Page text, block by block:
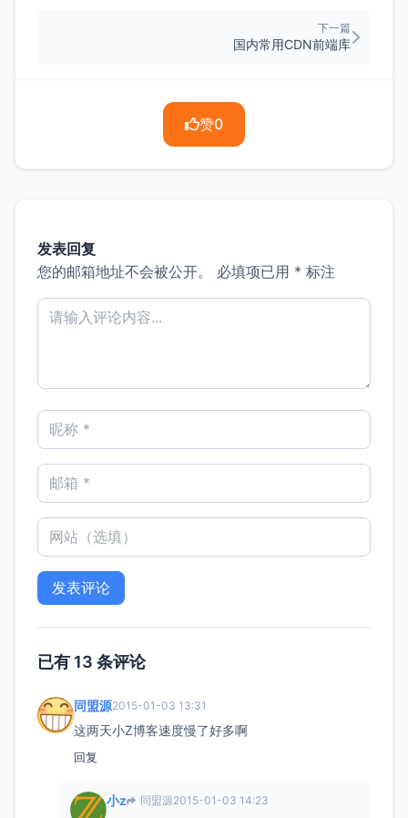
下一篇
国内常用CDN前端库
赞0
发表回复
您的邮箱地址不会被公开。
必填项已用 * 标注
已有 13 条评论
同盟源2015-01-03 13:31
这两天小Z博客速度慢了好多啊
回复
小z 同盟源2015-01-03 14:23